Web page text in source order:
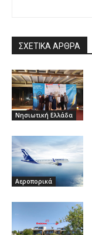
ΣΧΕΤΙΚΑ ΑΡΘΡΑ
Νησιωτική Ελλάδα
Αεροπορικά